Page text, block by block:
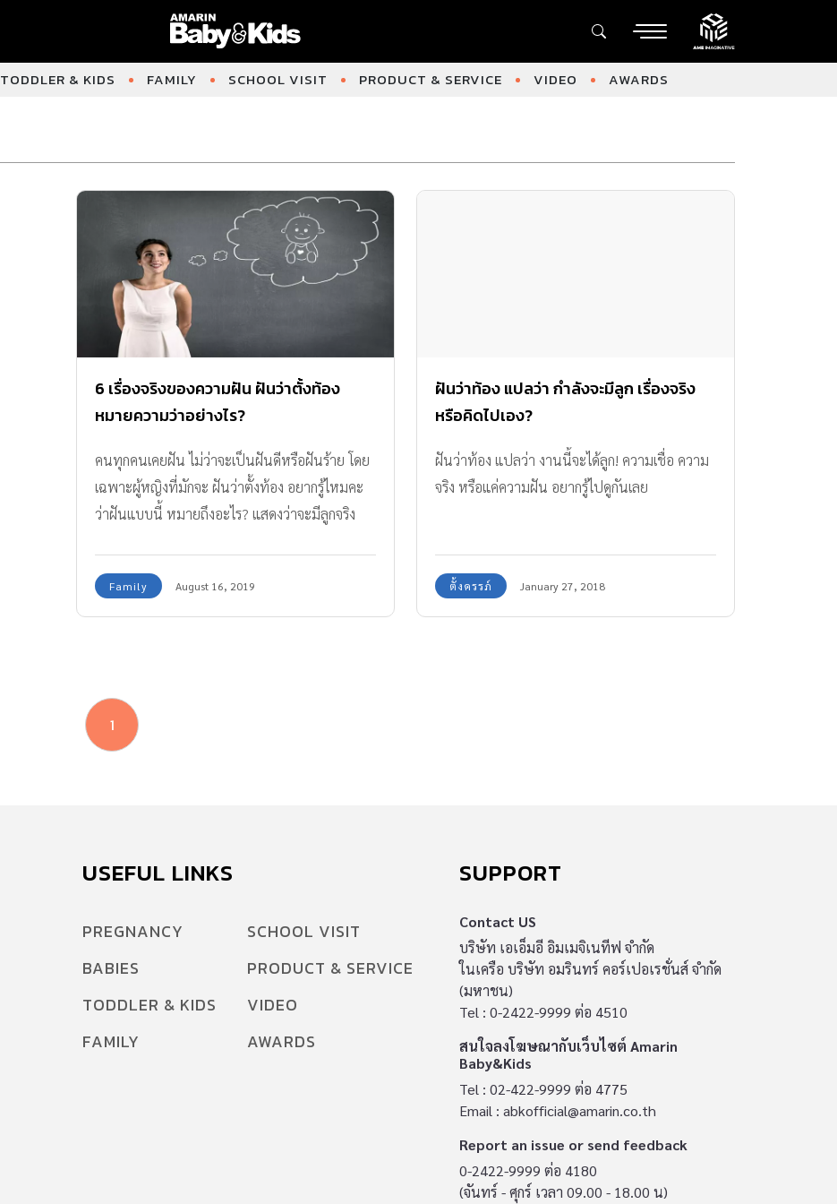
TODDLER & KIDS FAMILY SCHOOL VISIT PRODUCT & SERVICE VIDEO AWARDS
6 เรื่องจริงของความฝัน ฝันว่าตั้งท้อง
หมายความว่าอย่างไร?
คนทุกคนเคยฝัน ไม่ว่าจะเป็นฝันดีหรือฝันร้าย โดย
เฉพาะผู้หญิงที่มักจะ ฝันว่าตั้งท้อง อยากรู้ไหมคะ
ว่าฝันแบบนี้ หมายถึงอะไร? แสดงว่าจะมีลูกจริง
Family August 16, 2019
ฝันว่าท้อง แปลว่า กำลังจะมีลูก เรื่องจริง
หรือคิดไปเอง?
ฝันว่าท้อง แปลว่า งานนี้จะได้ลูก! ความเชื่อ ความ
จริง หรือแค่ความฝัน อยากรู้ไปดูกันเลย
ตั้งครรภ์ January 27, 2018
1
USEFUL LINKS
PREGNANCY
BABIES
TODDLER & KIDS
FAMILY
SCHOOL VISIT
PRODUCT & SERVICE
VIDEO
AWARDS
SUPPORT
Contact US
บริษัท เอเอ็มอี อิมเมจิเนทีฟ จำกัด
ในเครือ บริษัท อมรินทร์ คอร์เปอเรชั่นส์ จำกัด
(มหาชน)
Tel : 0-2422-9999 ต่อ 4510
สนใจลงโฆษณากับเว็บไซต์ Amarin
Baby&Kids
Tel : 02-422-9999 ต่อ 4775
Email : abkofficial@amarin.co.th
Report an issue or send feedback
0-2422-9999 ต่อ 4180
(จันทร์ - ศุกร์ เวลา 09.00 - 18.00 น)